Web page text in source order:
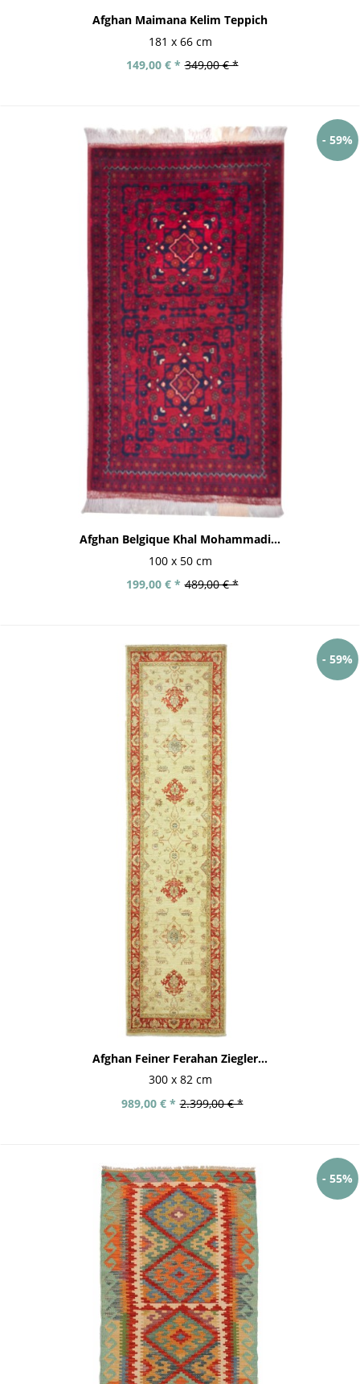
Afghan Maimana Kelim Teppich
181 x 66 cm
349,00 € *
149,00 € *
- 59%
Afghan Belgique Khal Mohammadi...
100 x 50 cm
489,00 € *
199,00 € *
- 59%
Afghan Feiner Ferahan Ziegler...
300 x 82 cm
2.399,00 € *
989,00 € *
- 55%